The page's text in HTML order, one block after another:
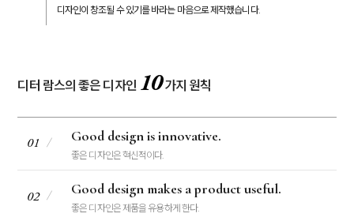
디자인이 창조될 수 있기를 바라는 마음으로 제작했습니다.
디터 람스의 좋은 디자인 10가지 원칙
01 Good design is innovative.
좋은 디자인은 혁신적이다.
02 Good design makes a product useful.
좋은 디자인은 제품을 유용하게 한다.